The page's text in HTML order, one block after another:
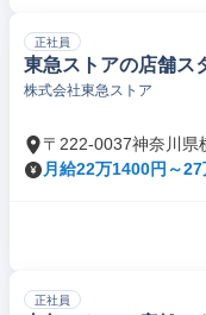
正社員
東急ストアの店舗ス
株式会社東急ストア
〒222-0037神奈川県
月給22万1400円～27
正社員